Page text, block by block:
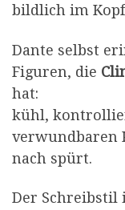
bildlich im
Dante selbst
Figuren, die
hat:
kühl,
verwundbaren
nach spürt.
Der Schreibstil